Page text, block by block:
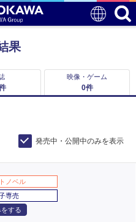
果
映像・ゲーム
0件
発売中・公開中のみを表示
ノベル
専売
する